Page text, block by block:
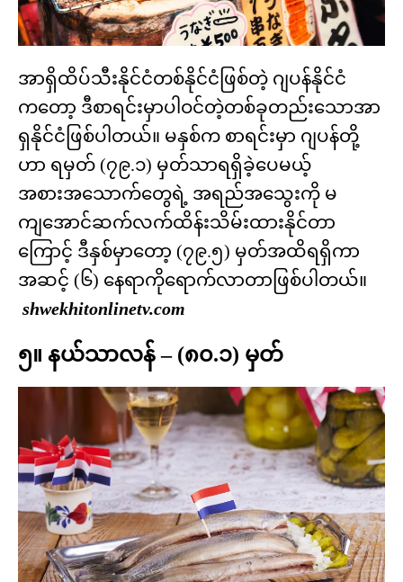
အာရှိထိပ်သီးနိုင်ငံတစ်နိုင်ငံဖြစ်တဲ့ ဂျပန်နိုင်ငံ
ကတော့ ဒီစာရင်းမှာပါဝင်တဲ့တစ်ခုတည်းသောအာ
ရှနိုင်ငံဖြစ်ပါတယ်။ မနှစ်က စာရင်းမှာ ဂျပန်တို့
ဟာ ရမှတ် (၇၉.၁) မှတ်သာရရှိခဲ့ပေမယ့်
အစားအသောက်တွေရဲ့ အရည်အသွေးကို မ
ကျအောင်ဆက်လက်ထိန်းသိမ်းထားနိုင်တာ
ကြောင့် ဒီနှစ်မှာတော့ (၇၉.၅) မှတ်အထိရရှိကာ
အဆင့် (၆) နေရာကိုရောက်လာတာဖြစ်ပါတယ်။
shwekhitonlinetv.com
၅။ နယ်သာလန် – (၈၀.၁) မှတ်